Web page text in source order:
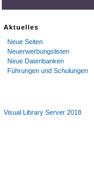
Aktuelles
Neue Seiten
Neuerwerbungslisten
Neue Datenbanken
Führungen und Schulungen
Visual Library Server 2018